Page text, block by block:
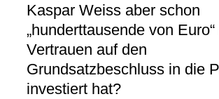
Kaspar Weiss aber schon
„hunderttausende von Euro“
Vertrauen auf den
Grundsatzbeschluss in die
investiert hat?